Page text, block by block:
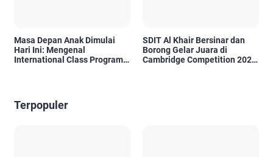
Masa Depan Anak Dimulai
Hari Ini: Mengenal
International Class Program
SDIT Al Khair Bersinar dan
Borong Gelar Juara di
Cambridge Competition 2026
Terpopuler